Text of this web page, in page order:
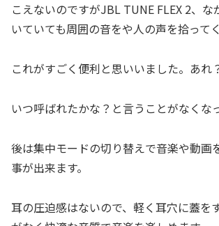
こえないのですがJBL TUNE FLEX 2、な
いていても周囲の音をや人の声を拾って
これがすごく便利と思いいました。あれ
いつ呼ばれたかな？と言うことがなくな
後は集中モードの切り替えで音楽や動画
事が出来ます。
耳の圧迫感はないので、軽く耳穴に蓋を